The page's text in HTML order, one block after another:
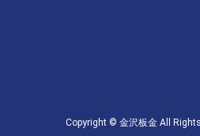
Copyright © 金沢板金 All Rights